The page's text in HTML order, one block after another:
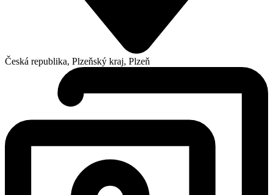
Česká republika, Plzeňský kraj, Plzeň